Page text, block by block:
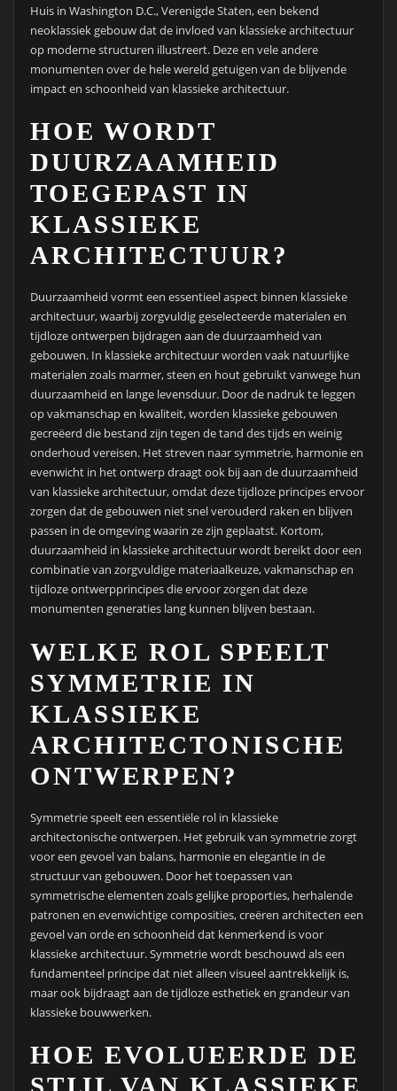
Huis in Washington D.C., Verenigde Staten, een bekend
neoklassiek gebouw dat de invloed van klassieke architectuur
op moderne structuren illustreert. Deze en vele andere
monumenten over de hele wereld getuigen van de blijvende
impact en schoonheid van klassieke architectuur.
HOE WORDT
DUURZAAMHEID
TOEGEPAST IN
KLASSIEKE
ARCHITECTUUR?
Duurzaamheid vormt een essentieel aspect binnen klassieke
architectuur, waarbij zorgvuldig geselecteerde materialen en
tijdloze ontwerpen bijdragen aan de duurzaamheid van
gebouwen. In klassieke architectuur worden vaak natuurlijke
materialen zoals marmer, steen en hout gebruikt vanwege hun
duurzaamheid en lange levensduur. Door de nadruk te leggen
op vakmanschap en kwaliteit, worden klassieke gebouwen
gecreëerd die bestand zijn tegen de tand des tijds en weinig
onderhoud vereisen. Het streven naar symmetrie, harmonie en
evenwicht in het ontwerp draagt ook bij aan de duurzaamheid
van klassieke architectuur, omdat deze tijdloze principes ervoor
zorgen dat de gebouwen niet snel verouderd raken en blijven
passen in de omgeving waarin ze zijn geplaatst. Kortom,
duurzaamheid in klassieke architectuur wordt bereikt door een
combinatie van zorgvuldige materiaalkeuze, vakmanschap en
tijdloze ontwerpprincipes die ervoor zorgen dat deze
monumenten generaties lang kunnen blijven bestaan.
WELKE ROL SPEELT
SYMMETRIE IN
KLASSIEKE
ARCHITECTONISCHE
ONTWERPEN?
Symmetrie speelt een essentiële rol in klassieke
architectonische ontwerpen. Het gebruik van symmetrie zorgt
voor een gevoel van balans, harmonie en elegantie in de
structuur van gebouwen. Door het toepassen van
symmetrische elementen zoals gelijke proporties, herhalende
patronen en evenwichtige composities, creëren architecten een
gevoel van orde en schoonheid dat kenmerkend is voor
klassieke architectuur. Symmetrie wordt beschouwd als een
fundamenteel principe dat niet alleen visueel aantrekkelijk is,
maar ook bijdraagt aan de tijdloze esthetiek en grandeur van
klassieke bouwwerken.
HOE EVOLUEERDE DE